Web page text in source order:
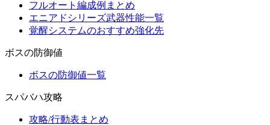
フルオート編成例まとめ
エニアドシリーズ武器性能一覧
覚醒システムのおすすめ強化先
ボスの防御値
ボスの防御値一覧
スパバハ攻略
攻略/行動表まとめ